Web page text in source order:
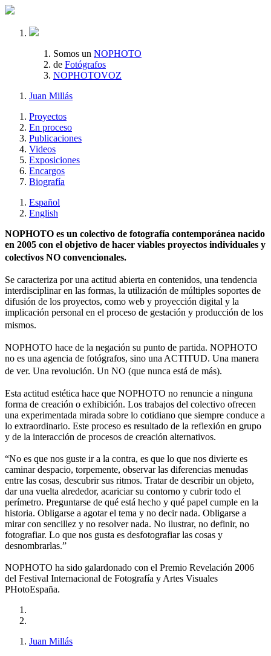
Somos un NOPHOTO
de Fotógrafos
NOPHOTOVOZ
Juan Millás
Proyectos
En proceso
Publicaciones
Videos
Exposiciones
Encargos
Biografía
Español
English
NOPHOTO es un colectivo de fotografía contemporánea nacido
en 2005 con el objetivo de hacer viables proyectos individuales y
colectivos NO convencionales.
Se caracteriza por una actitud abierta en contenidos, una tendencia
interdisciplinar en las formas, la utilización de múltiples soportes de
difusión de los proyectos, como web y proyección digital y la
implicación personal en el proceso de gestación y producción de los
mismos.
NOPHOTO hace de la negación su punto de partida. NOPHOTO
no es una agencia de fotógrafos, sino una ACTITUD. Una manera
de ver. Una revolución. Un NO (que nunca está de más).
Esta actitud estética hace que NOPHOTO no renuncie a ninguna
forma de creación o exhibición. Los trabajos del colectivo ofrecen
una experimentada mirada sobre lo cotidiano que siempre conduce a
lo extraordinario. Este proceso es resultado de la reflexión en grupo
y de la interacción de procesos de creación alternativos.
“No es que nos guste ir a la contra, es que lo que nos divierte es
caminar despacio, torpemente, observar las diferencias menudas
entre las cosas, descubrir sus ritmos. Tratar de describir un objeto,
dar una vuelta alrededor, acariciar su contorno y cubrir todo el
perímetro. Preguntarse de qué está hecho y qué papel cumple en la
historia. Obligarse a agotar el tema y no decir nada. Obligarse a
mirar con sencillez y no resolver nada. No ilustrar, no definir, no
fotografiar. Lo que nos gusta es desfotografiar las cosas y
desnombrarlas.”
NOPHOTO ha sido galardonado con el Premio Revelación 2006
del Festival Internacional de Fotografía y Artes Visuales
PHotoEspaña.
Juan Millás